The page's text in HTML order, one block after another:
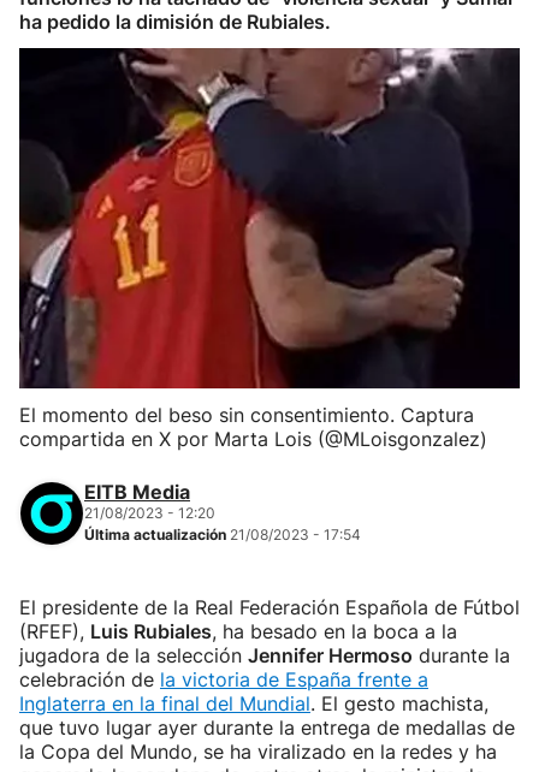
ha pedido la dimisión de Rubiales.
El momento del beso sin consentimiento. Captura
compartida en X por Marta Lois (@MLoisgonzalez)
EITB Media
21/08/2023 - 12:20
Última actualización 21/08/2023 - 17:54
El presidente de la Real Federación Española de Fútbol
(RFEF), Luis Rubiales, ha besado en la boca a la
jugadora de la selección Jennifer Hermoso durante la
celebración de la victoria de España frente a
Inglaterra en la final del Mundial. El gesto machista,
que tuvo lugar ayer durante la entrega de medallas de
la Copa del Mundo, se ha viralizado en la redes y ha